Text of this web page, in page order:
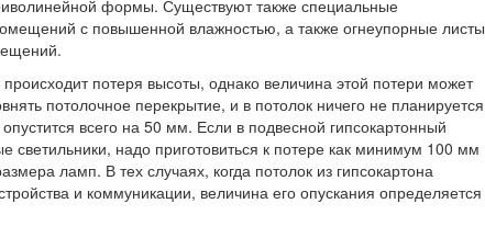
формы. Существуют также специальные
с повышенной влажностью, а также огнеупорные листы
потеря высоты, однако величина этой потери может
потолочное перекрытие, и в потолок ничего не планируется
всего на 50 мм. Если в подвесной гипсокартонный
светильники, надо приготовиться к потере как минимум 100 мм
ламп. В тех случаях, когда потолок из гипсокартона
и коммуникации, величина его опускания определяется